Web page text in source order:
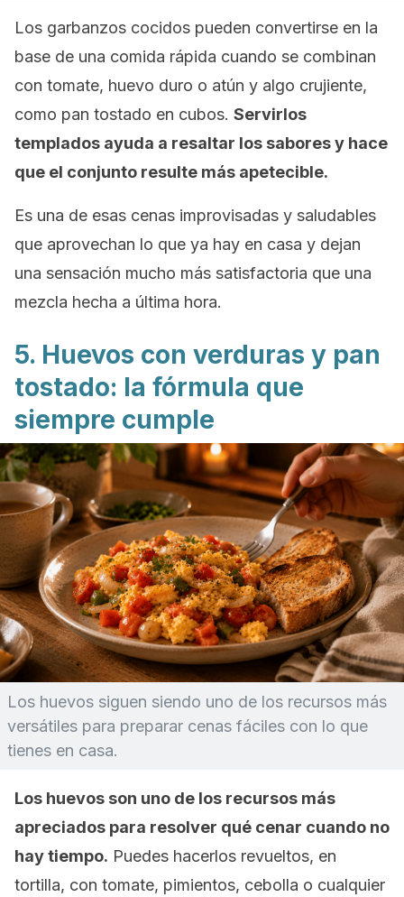
Los garbanzos cocidos pueden convertirse en la
base de una comida rápida cuando se combinan
con tomate, huevo duro o atún y algo crujiente,
como pan tostado en cubos. Servirlos
templados ayuda a resaltar los sabores y hace
que el conjunto resulte más apetecible.
Es una de esas cenas improvisadas y saludables
que aprovechan lo que ya hay en casa y dejan
una sensación mucho más satisfactoria que una
mezcla hecha a última hora.
5. Huevos con verduras y pan
tostado: la fórmula que
siempre cumple
Los huevos siguen siendo uno de los recursos más
versátiles para preparar cenas fáciles con lo que
tienes en casa.
Los huevos son uno de los recursos más
apreciados para resolver qué cenar cuando no
hay tiempo. Puedes hacerlos revueltos, en
tortilla, con tomate, pimientos, cebolla o cualquier